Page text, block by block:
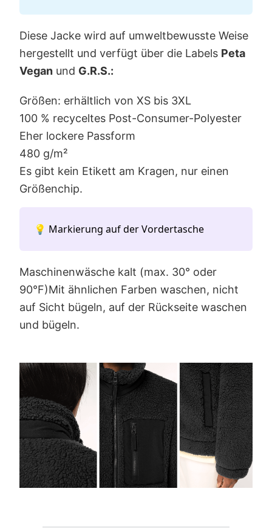
Diese Jacke wird auf umweltbewusste Weise
hergestellt und verfügt über die Labels Peta
Vegan und G.R.S.:
Größen: erhältlich von XS bis 3XL
100 % recyceltes Post-Consumer-Polyester
Eher lockere Passform
480 g/m²
Es gibt kein Etikett am Kragen, nur einen
Größenchip.
💡 Markierung auf der Vordertasche
Maschinenwäsche kalt (max. 30° oder
90°F)Mit ähnlichen Farben waschen, nicht
auf Sicht bügeln, auf der Rückseite waschen
und bügeln.